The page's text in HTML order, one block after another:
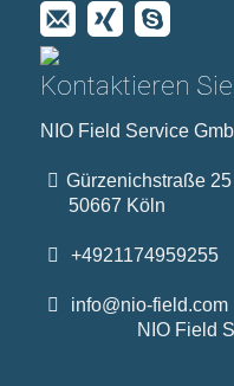
Kontaktieren
NIO Field Service
Gürzenichstraße 25
50667 Köln
+4921174959255
info@nio-field.com
NIO Field